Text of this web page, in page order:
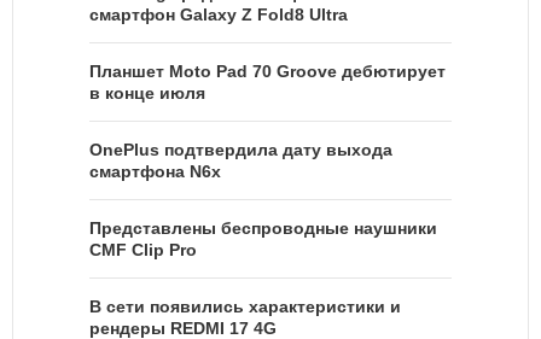
смартфон Galaxy Z Fold8 Ultra
Планшет Moto Pad 70 Groove дебютирует
в конце июля
OnePlus подтвердила дату выхода
смартфона N6x
Представлены беспроводные наушники
CMF Clip Pro
В сети появились характеристики и
рендеры REDMI 17 4G